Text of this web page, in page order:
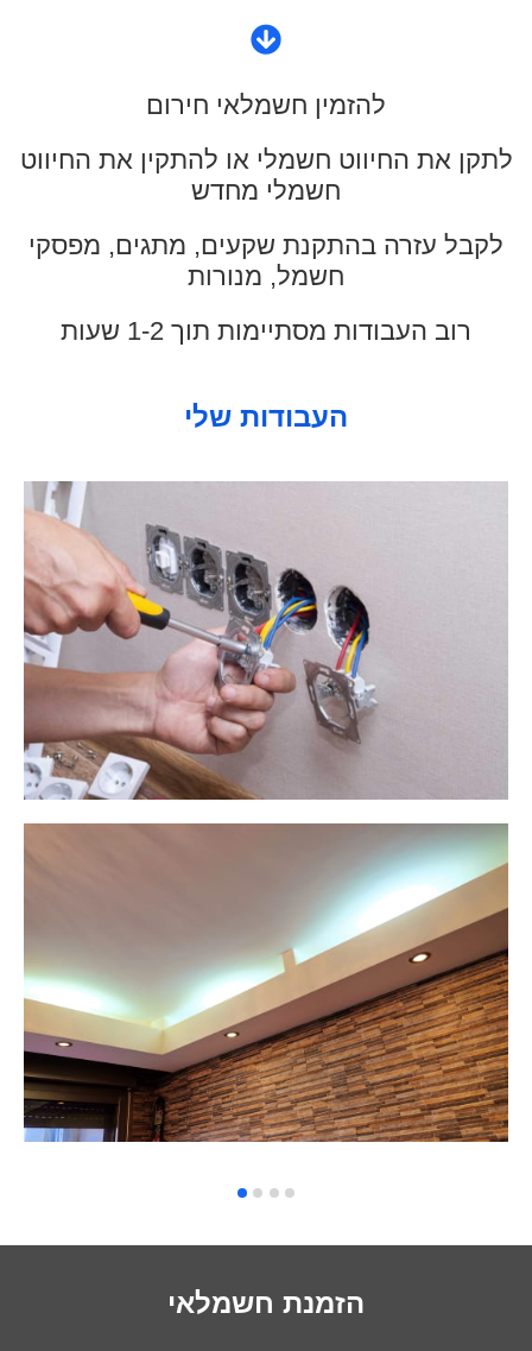
להזמין חשמלאי חירום
לתקן את החיווט חשמלי או להתקין את החיווט
חשמלי מחדש
לקבל עזרה בהתקנת שקעים, מתגים, מפסקי
חשמל, מנורות
רוב העבודות מסתיימות תוך 1-2 שעות
העבודות שלי
הזמנת חשמלאי